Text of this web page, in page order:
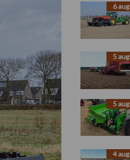
Sidebar6 aug
5 aug
5 aug
4 aug